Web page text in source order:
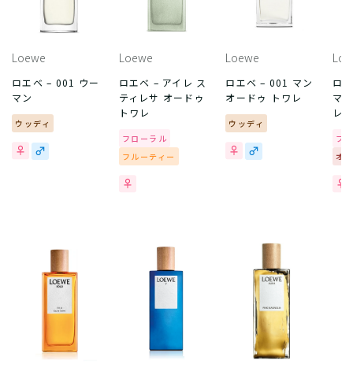
Loewe
ロエベ – 001 ウー
マン
ウッディ
Loewe
ロエベ – アイレ ス
ティレサ オードゥ
トワレ
フローラル
フルーティー
Loewe
ロエベ – 001 マン
オードゥ トワレ
ウッディ
ロ
マ
レ
フ
オ